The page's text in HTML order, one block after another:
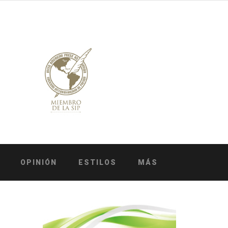
OPINIÓN ESTILOS MÁS